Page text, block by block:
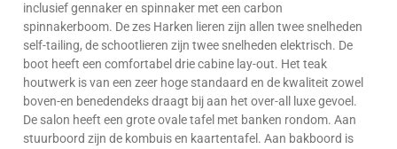
inclusief gennaker en spinnaker met een carbon
spinnakerboom. De zes Harken lieren zijn allen twee snelheden
self-tailing, de schootlieren zijn twee snelheden elektrisch. De
boot heeft een comfortabel drie cabine lay-out. Het teak
houtwerk is van een zeer hoge standaard en de kwaliteit zowel
boven-en benedendeks draagt bij aan het over-all luxe gevoel.
De salon heeft een grote ovale tafel met banken rondom. Aan
stuurboord zijn de kombuis en kaartentafel. Aan bakboord is